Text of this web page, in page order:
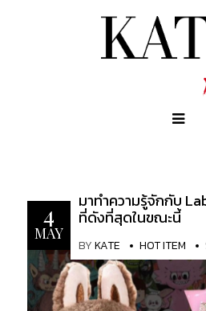
4
MAY
มาทำความรู้จักกับ
ที่ดังที่สุดในขณะนี้
BYKATE HOT ITEM